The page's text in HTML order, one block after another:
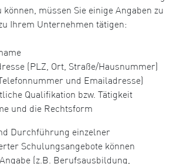
müssen Sie einige Angaben zu
Ihrem Unternehmen tätigen:
(PLZ, Ort, Straße/Hausnummer)
und Emailadresse)
Qualifikation bzw. Tätigkeit
und die Rechtsform
Durchführung einzelner
Schulungsangebote können
(z.B. Berufsausbildung,